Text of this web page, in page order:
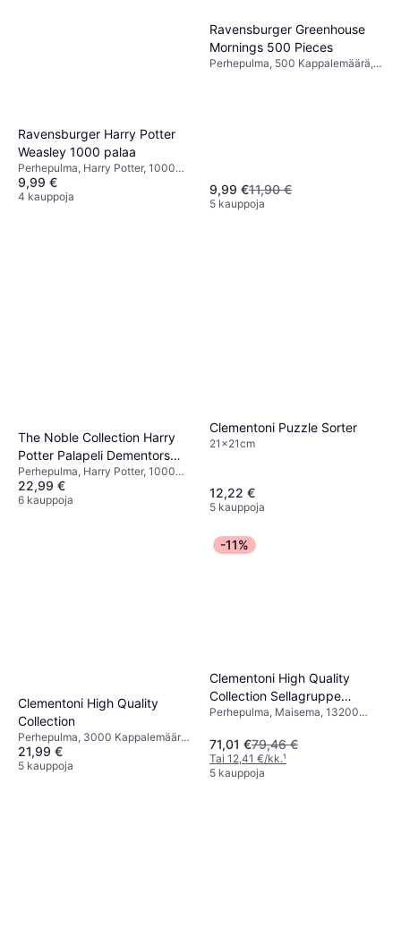
Ravensburger Harry Potter
Weasley 1000 palaa
Perhepulma, Harry Potter, 1000
Kappalemäärä, 50x70cm
9,99 €
4 kauppoja
Ravensburger Greenhouse
Mornings 500 Pieces
Perhepulma, 500 Kappalemäärä,
9,99 €11,90 €
5 kauppoja
The Noble Collection Harry
Potter Palapeli Dementors
1000 Palaa
Perhepulma, Harry Potter, 1000
Kappalemäärä, 76.2x45.7cm
22,99 €
6 kauppoja
Clementoni Puzzle Sorter
21x21cm
12,22 €
5 kauppoja
Clementoni High Quality
Collection
Perhepulma, 3000 Kappalemäärä,
118x84cm
21,99 €
5 kauppoja
-11%
Clementoni High Quality
Collection Sellagruppe
Dolomiten 13200 Pieces
Perhepulma, Maisema, 13200
71,01 €79,46 €
Tai 12,41 €/kk.¹
5 kauppoja